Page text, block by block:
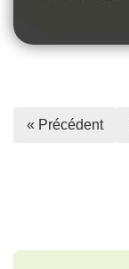
« Précédent